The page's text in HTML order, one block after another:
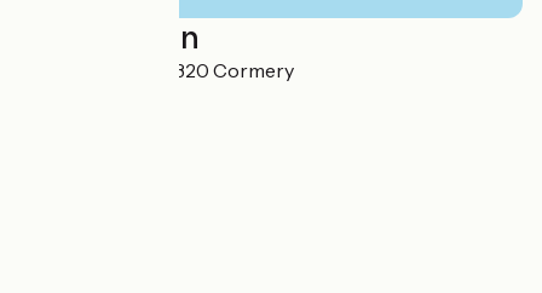
Localisation
2 place du Mail 37320 Cormery